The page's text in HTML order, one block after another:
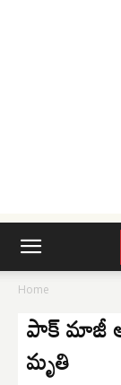
Home
పాక్ మాజీ
మృతి